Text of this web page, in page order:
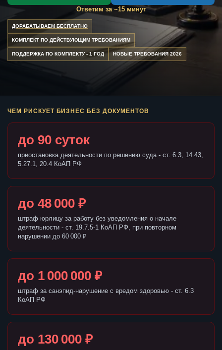
Ответим за ~15 минут
ДОРАБАТЫВАЕМ БЕСПЛАТНО
КОМПЛЕКТ ПО ДЕЙСТВУЮЩИМ ТРЕБОВАНИЯМ
ПОДДЕРЖКА ПО КОМПЛЕКТУ - 1 ГОД НОВЫЕ ТРЕБОВАНИЯ 2026
ЧЕМ РИСКУЕТ БИЗНЕС БЕЗ ДОКУМЕНТОВ
до 90 суток
приостановка деятельности по решению суда - ст. 6.3, 14.43,
5.27.1, 20.4 КоАП РФ
до 48 000 ₽
штраф юрлицу за работу без уведомления о начале
деятельности - ст. 19.7.5-1 КоАП РФ, при повторном
нарушении до 60 000 ₽
до 1 000 000 ₽
штраф за санэпид-нарушение с вредом здоровью - ст. 6.3
КоАП РФ
до 130 000 ₽